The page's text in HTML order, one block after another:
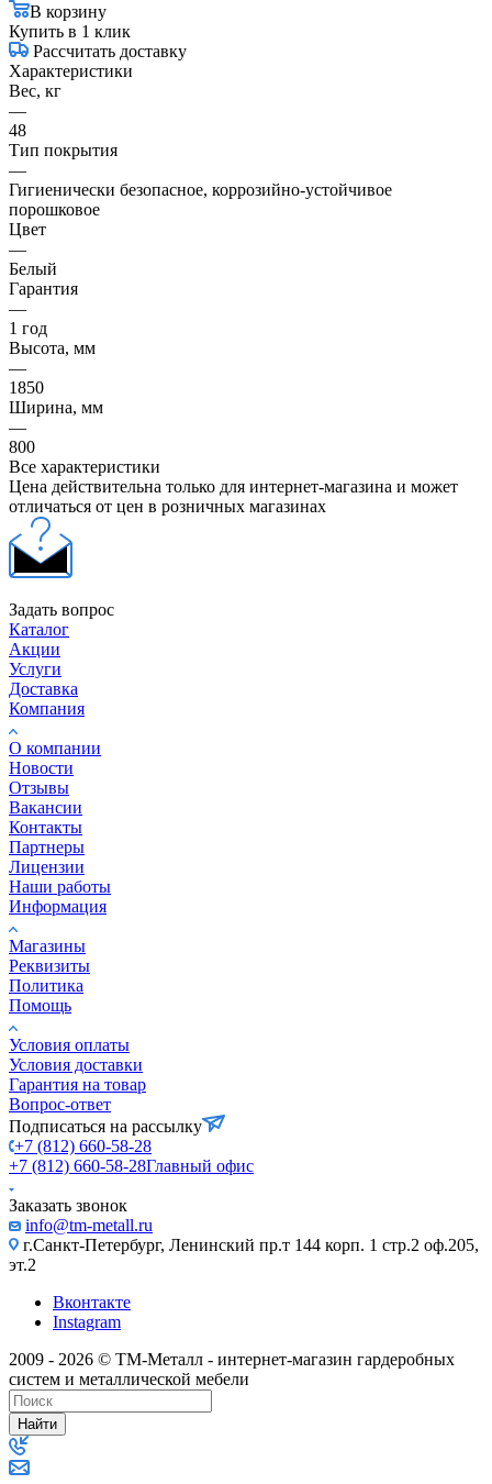
В корзину
Купить в 1 клик
Рассчитать доставку
Характеристики
Вес, кг
—
48
Тип покрытия
—
Гигиенически безопасное, коррозийно-устойчивое
порошковое
Цвет
—
Белый
Гарантия
—
1 год
Высота, мм
—
1850
Ширина, мм
—
800
Все характеристики
Цена действительна только для интернет-магазина и может
отличаться от цен в розничных магазинах
Задать вопрос
Каталог
Акции
Услуги
Доставка
Компания
О компании
Новости
Отзывы
Вакансии
Контакты
Партнеры
Лицензии
Наши работы
Информация
Магазины
Реквизиты
Политика
Помощь
Условия оплаты
Условия доставки
Гарантия на товар
Вопрос-ответ
Подписаться на рассылку
+7 (812) 660-58-28
+7 (812) 660-58-28Главный офис
Заказать звонок
info@tm-metall.ru
г.Санкт-Петербург, Ленинский пр.т 144 корп. 1 стр.2 оф.205,
эт.2
Вконтакте
Instagram
2009 - 2026 © ТМ-Металл - интернет-магазин гардеробных
систем и металлической мебели
Найти